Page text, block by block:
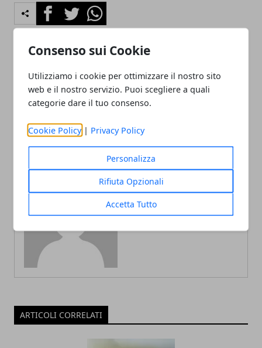
Consenso sui Cookie
Utilizziamo i cookie per ottimizzare il nostro sito
web e il nostro servizio. Puoi scegliere a quali
categorie dare il tuo consenso.
Cookie Policy | Privacy Policy
Personalizza
Rifiuta Opzionali
Accetta Tutto
FacebookTwitterWhatsapp
Articolo Precedente
Come scegliere il casco
della moto?
Articolo Successivo
Come capire se bisogna
Redazione
ARTICOLI CORRELATI